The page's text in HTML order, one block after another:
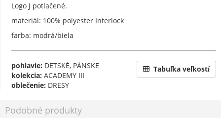
Logo J potlačené.
materiál: 100% polyester Interlock
farba: modrá/biela
Tabuľka veľkostí
pohlavie: DETSKÉ, PÁNSKE
kolekcia: ACADEMY III
oblečenie: DRESY
Podobné produkty